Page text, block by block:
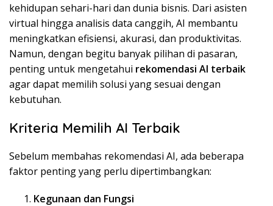
kehidupan sehari-hari dan dunia bisnis. Dari asisten
virtual hingga analisis data canggih, AI membantu
meningkatkan efisiensi, akurasi, dan produktivitas.
Namun, dengan begitu banyak pilihan di pasaran,
penting untuk mengetahui rekomendasi AI terbaik
agar dapat memilih solusi yang sesuai dengan
kebutuhan.
Kriteria Memilih AI Terbaik
Sebelum membahas rekomendasi AI, ada beberapa
faktor penting yang perlu dipertimbangkan:
Kegunaan dan Fungsi